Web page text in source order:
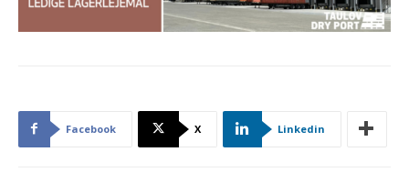
Facebook X Linkedin